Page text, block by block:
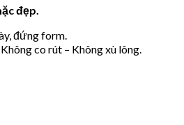
đẹp.
đứng form.
co rút – Không xù lông.